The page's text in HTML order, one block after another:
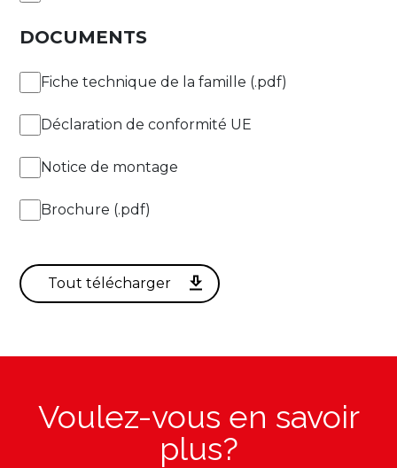
DOCUMENTS
Fiche technique de la famille (.pdf)
Déclaration de conformité UE
Notice de montage
Brochure (.pdf)
Voulez-vous en savoir
plus?